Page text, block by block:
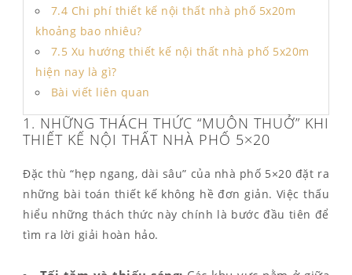
7.4 Chi phí thiết kế nội thất nhà phố 5x20m
khoảng bao nhiêu?
7.5 Xu hướng thiết kế nội thất nhà phố 5x20m
hiện nay là gì?
Bài viết liên quan
1. NHỮNG THÁCH THỨC “MUÔN THUỞ” KHI
THIẾT KẾ NỘI THẤT NHÀ PHỐ 5×20
Đặc thù “hẹp ngang, dài sâu” của nhà phố 5×20 đặt ra
những bài toán thiết kế không hề đơn giản. Việc thấu
hiểu những thách thức này chính là bước đầu tiên để
tìm ra lời giải hoàn hảo.